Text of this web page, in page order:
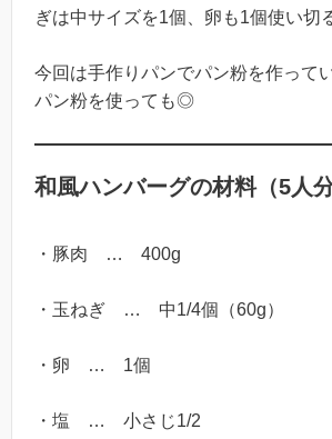
ぎは中サイズを1個、卵も1個使い切
今回は手作りパンでパン粉を作って
パン粉を使っても◎
和風ハンバーグの材料（5人分
・豚肉 … 400g
・玉ねぎ … 中1/4個（60g）
・卵 … 1個
・塩 … 小さじ1/2